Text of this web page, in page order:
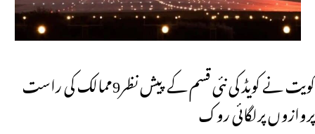
کویت نے کویڈ کی نئی قسم کے پیش نظر9ممالک کی راست
پروازوں پرلگائی روک